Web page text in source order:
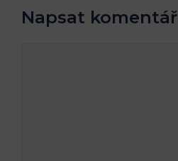
Napsat komentář